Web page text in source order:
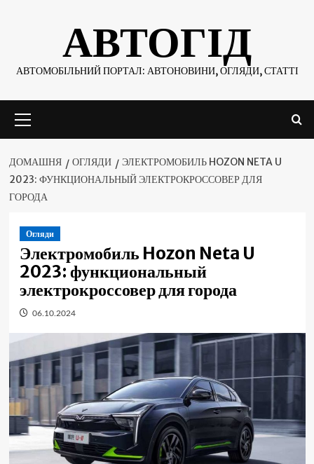
АВТОГІД
АВТОМОБІЛЬНИЙ ПОРТАЛ: АВТОНОВИНИ, ОГЛЯДИ, СТАТТІ
меню
ДОМАШНЯ ОГЛЯДИ
ЭЛЕКТРОМОБИЛЬ HOZON NETA U
2023: ФУНКЦИОНАЛЬНЫЙ ЭЛЕКТРОКРОССОВЕР ДЛЯ
ГОРОДА
Огляди
Электромобиль Hozon Neta U
2023: функциональный
электрокроссовер для города
06.10.2024